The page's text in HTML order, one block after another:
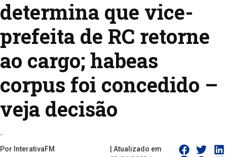
determina que vice-
prefeita de RC retorne
ao cargo; habeas
corpus foi concedido –
veja decisão
..
Por InterativaFM
| Atualizado em